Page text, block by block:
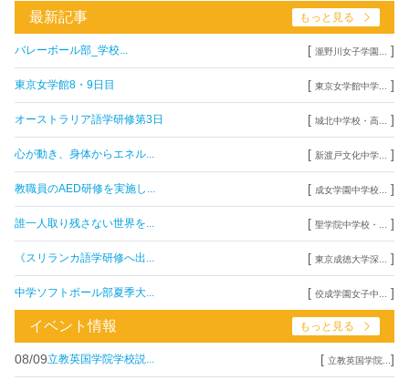
最新記事 もっと見る
バレーボール部_学校... [ 瀧野川女子学園... ]
東京女学館8・9日目 [ 東京女学館中学... ]
オーストラリア語学研修第3日 [ 城北中学校・高... ]
心が動き、身体からエネル... [ 新渡戸文化中学... ]
教職員のAED研修を実施し... [ 成女学園中学校... ]
誰一人取り残さない世界を... [ 聖学院中学校・... ]
《スリランカ語学研修へ出... [ 東京成徳大学深... ]
中学ソフトボール部夏季大... [ 佼成学園女子中... ]
イベント情報 もっと見る
08/09立教英国学院学校説... [ 立教英国学院... ]